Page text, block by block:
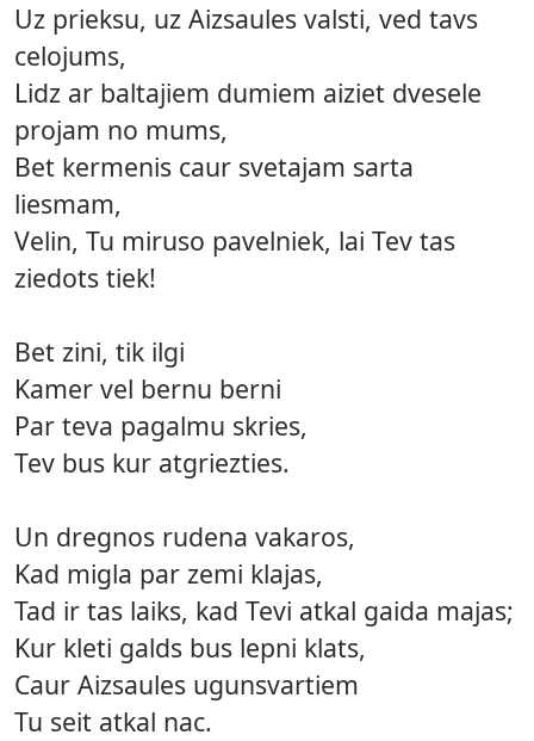
Uz prieksu, uz Aizsaules valsti, ved tavs
celojums,
Lidz ar baltajiem dumiem aiziet dvesele
projam no mums,
Bet kermenis caur svetajam sarta
liesmam,
Velin, Tu miruso pavelniek, lai Tev tas
ziedots tiek!
Bet zini, tik ilgi
Kamer vel bernu berni
Par teva pagalmu skries,
Tev bus kur atgriezties.
Un dregnos rudena vakaros,
Kad migla par zemi klajas,
Tad ir tas laiks, kad Tevi atkal gaida majas;
Kur kleti galds bus lepni klats,
Caur Aizsaules ugunsvartiem
Tu seit atkal nac.